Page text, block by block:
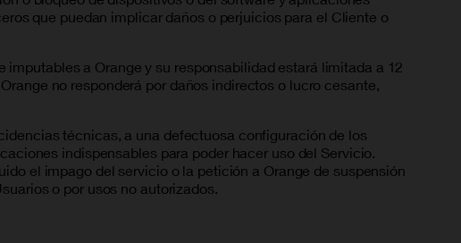
que puedan implicar daños o perjuicios para el Cliente o
a Orange y su responsabilidad estará limitada a 12
no responderá por daños indirectos o lucro cesante,
técnicas, a una defectuosa configuración de los
indispensables para poder hacer uso del Servicio.
el impago del servicio o la petición a Orange de suspensión
o por usos no autorizados.